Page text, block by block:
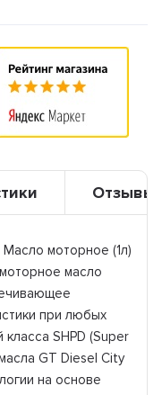
Отзывы
Масло моторное (1л)
масло
при любых
класса SHPD (Super
GT Diesel City
на основе